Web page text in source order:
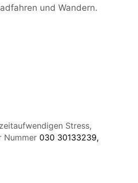
und Wandern.
Stress,
Nummer 030 30133239,